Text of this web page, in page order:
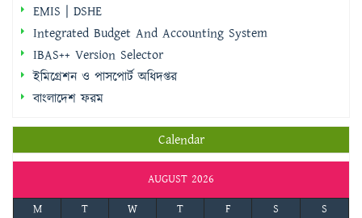
EMIS | DSHE
Integrated Budget And Accounting System
IBAS++ Version Selector
ইমিগ্রেশন ও পাসপোর্ট অধিদপ্তর
বাংলাদেশ ফরম
Calendar
AUGUST 2026
M
T W T F S
S